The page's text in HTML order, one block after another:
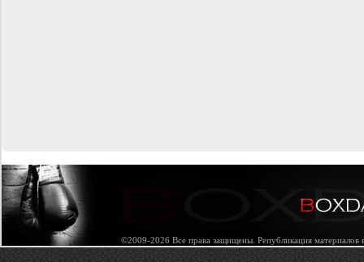
©2009-2026 Все права защищены. Републикация материалов